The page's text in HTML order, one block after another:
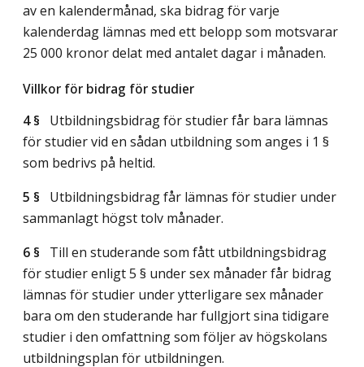
av en kalendermånad, ska bidrag för varje
kalenderdag lämnas med ett belopp som motsvarar
25 000 kronor delat med antalet dagar i månaden.
Villkor för bidrag för studier
4 § Utbildningsbidrag för studier får bara lämnas
för studier vid en sådan utbildning som anges i 1 §
som bedrivs på heltid.
5 § Utbildningsbidrag får lämnas för studier under
sammanlagt högst tolv månader.
6 § Till en studerande som fått utbildningsbidrag
för studier enligt 5 § under sex månader får bidrag
lämnas för studier under ytterligare sex månader
bara om den studerande har fullgjort sina tidigare
studier i den omfattning som följer av högskolans
utbildningsplan för utbildningen.